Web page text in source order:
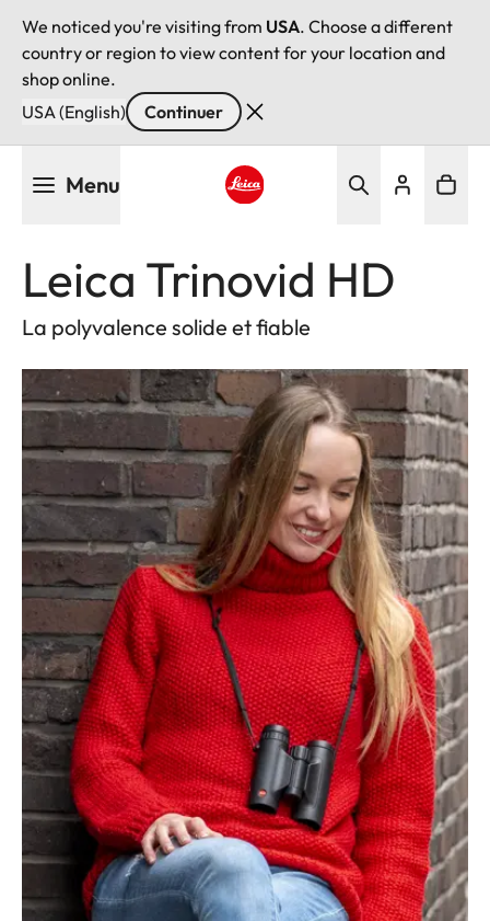
We noticed you're visiting from USA. Choose a different
country or region to view content for your location and
shop online.
USA (English)
Continuer
Menu
Leica Trinovid HD
La polyvalence solide et fiable